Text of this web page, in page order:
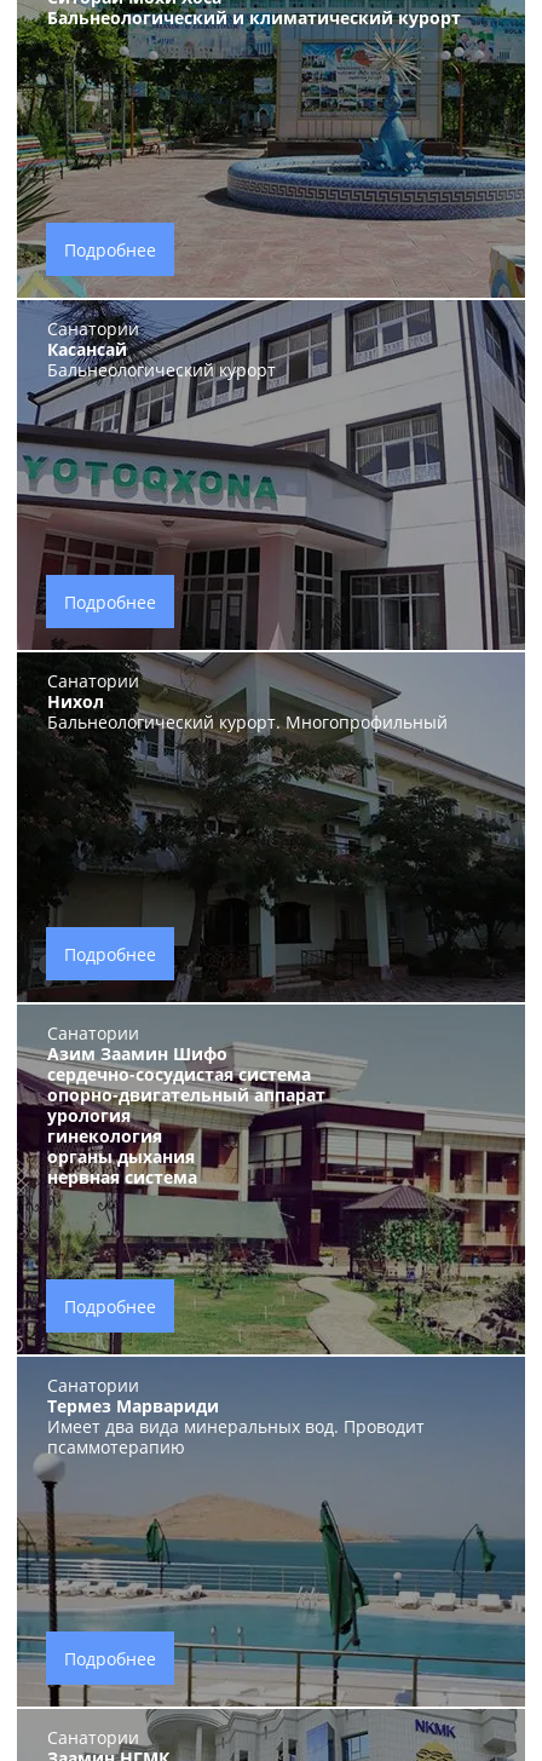
Бальнеологический и климатический курорт
Подробнее
Санатории
Касансай
Бальнеологический курорт
Подробнее
Санатории
Нихол
Бальнеологический курорт. Многопрофильный
Подробнее
Санатории
Азим Заамин Шифо
сердечно-сосудистая система
опорно-двигательный аппарат
урология
гинекология
органы дыхания
нервная система
Подробнее
Санатории
Термез Марвариди
Имеет два вида минеральных вод. Проводит
псаммотерапию
Подробнее
Санатории